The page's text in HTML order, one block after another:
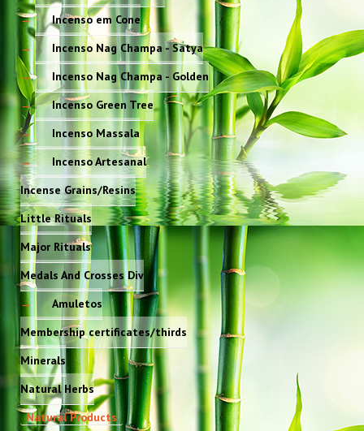
Incenso em Cone
Incenso Nag Champa - Satya
Incenso Nag Champa - Golden
Incenso Green Tree
Incenso Massala
Incenso Artesanal
Incense Grains/Resins
Little Rituals
Major Rituals
Medals And Crosses Div
Amuletos
Membership certificates/thirds
Minerals
Natural Herbs
Natural Products